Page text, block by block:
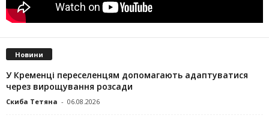
Новини
У Кременці переселенцям допомагають адаптуватися
через вирощування розсади
Скиба Тетяна - 06.08.2026